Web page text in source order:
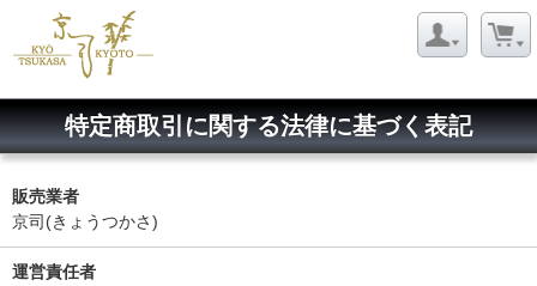
特定商取引に関する法律に基づく表記
販売業者
京司(きょうつかさ)
運営責任者